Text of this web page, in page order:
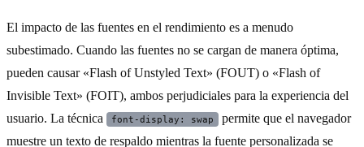
El impacto de las fuentes en el rendimiento es a menudo
subestimado. Cuando las fuentes no se cargan de manera óptima,
pueden causar «Flash of Unstyled Text» (FOUT) o «Flash of
Invisible Text» (FOIT), ambos perjudiciales para la experiencia del
usuario. La técnica
font-display: swap
permite que el navegador
muestre un texto de respaldo mientras la fuente personalizada se